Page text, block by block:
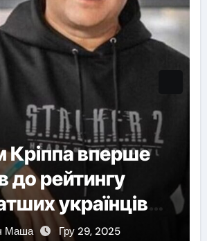
Кріппа вперше
до рейтингу
українців
Маша Гру 29, 2025